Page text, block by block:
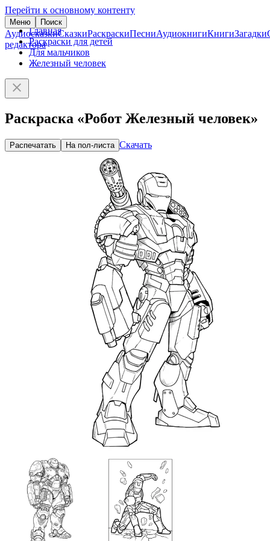
Перейти к основному контенту
Меню Поиск
АудиосказкиСказкиРаскраскиПесниАудиокнигиКнигиЗагадки
редактора
Главная
Раскраски для детей
Для мальчиков
Железный человек
Раскраска «Робот Железный человек»
Распечатать На пол-листа Скачать